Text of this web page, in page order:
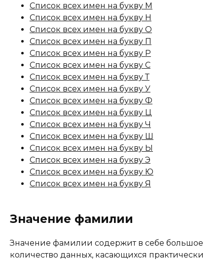
Список всех имен на букву М
Список всех имен на букву Н
Список всех имен на букву О
Список всех имен на букву П
Список всех имен на букву Р
Список всех имен на букву С
Список всех имен на букву Т
Список всех имен на букву У
Список всех имен на букву Ф
Список всех имен на букву Ц
Список всех имен на букву Ч
Список всех имен на букву Ш
Список всех имен на букву Ы
Список всех имен на букву Э
Список всех имен на букву Ю
Список всех имен на букву Я
Значение фамилии
Значение фамилии содержит в себе большое
количество данных, касающихся практически